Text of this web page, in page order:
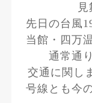
先日の台風
当館・四万
通常通
交通に関し
号線とも今